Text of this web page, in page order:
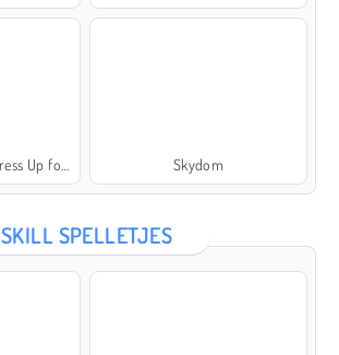
Fashion Princess - Dress Up for Girls Skydom
SKILL SPELLETJES